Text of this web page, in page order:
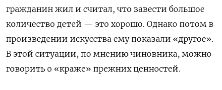
гражданин жил и считал, что завести большое
количество детей — это хорошо. Однако потом в
произведении искусства ему показали «другое».
В этой ситуации, по мнению чиновника, можно
говорить о «краже» прежних ценностей.